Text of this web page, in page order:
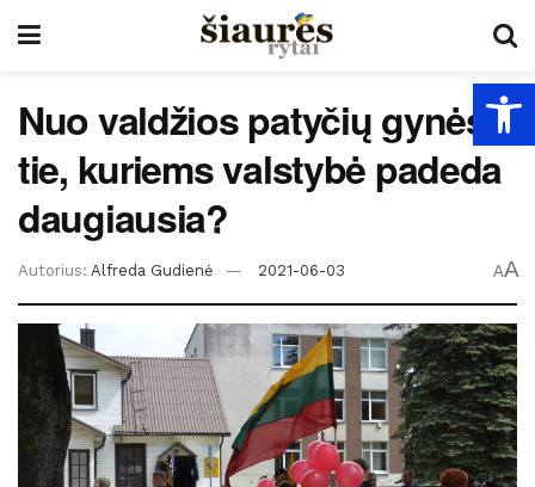
Nuo valdžios patyčių gynėsi
tie, kuriems valstybė padeda
daugiausia?
Autorius: Alfreda Gudienė 2021-06-03 AA